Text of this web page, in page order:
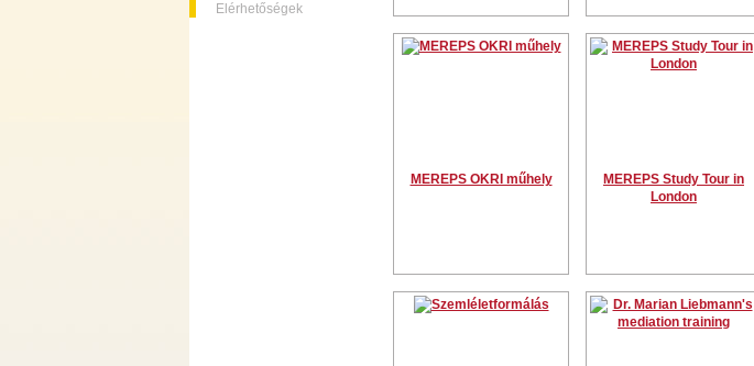
Elérhetőségek
MEREPS OKRI műhely
MEREPS Study Tour in
London